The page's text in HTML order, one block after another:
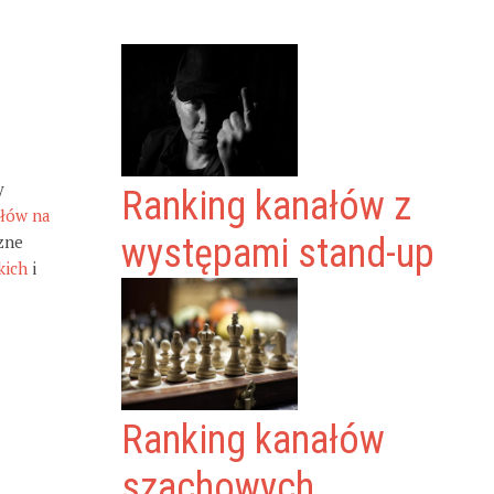
na
i
Ranking kanałów z
występami stand-up
Ranking kanałów